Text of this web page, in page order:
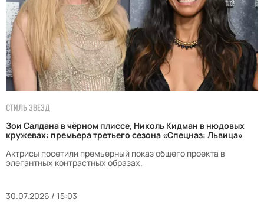
СТИЛЬ ЗВЕЗД
Зои Салдана в чёрном плиссе, Николь Кидман в нюдовых
кружевах: премьера третьего сезона «Спецназ: Львица»
Актрисы посетили премьерный показ общего проекта в
элегантных контрастных образах.
30.07.2026 / 15:03